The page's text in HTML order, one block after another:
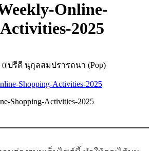
Online-
2025
0|ปรีดี นุกุลสมปรารถนา (Pop)
Shopping-Activities-2025